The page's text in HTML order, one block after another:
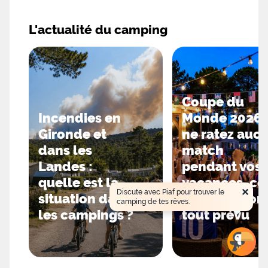
superbes stations balnéaires telles que le
Tropez.
L'actualité du camping
Incendies en
Gironde et
dans les
Landes :
quelle est la
situation dans
les campings ?
Coupe du
Monde 2026 :
ne ratez
match
pendant vos
vacances,
campings
tout prévu
×
Discute avec Piaf pour trouver le
camping de tes rêves.